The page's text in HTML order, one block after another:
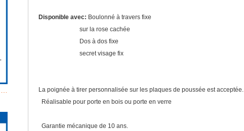
Disponible avec: Boulonné à travers fixe
sur la rose cachée
Dos à dos fixe
secret visage fix
La poignée à tirer personnalisée sur les plaques de poussée est acceptée.
Réalisable pour porte en bois ou porte en verre
Garantie mécanique de 10 ans.